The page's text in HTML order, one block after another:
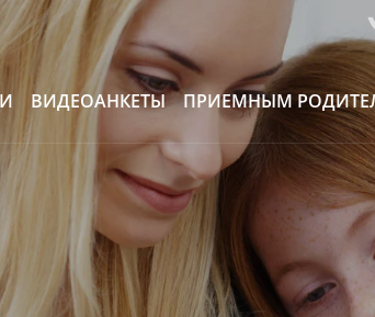
ВИДЕОАНКЕТЫ ПРИЕМНЫМ